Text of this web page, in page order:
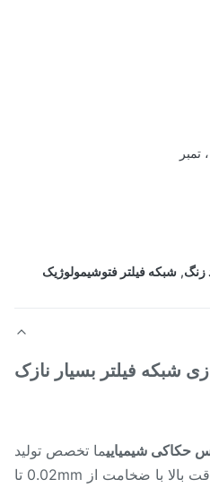
شبکه فیلتر فتوشیمولوژیک
فیلتر بسیار نازک
شیمیاییما تخصص تولید
فیلترهای فولاد ضد زنگ با دقت بالا با ضخامت از 0.02mm تا